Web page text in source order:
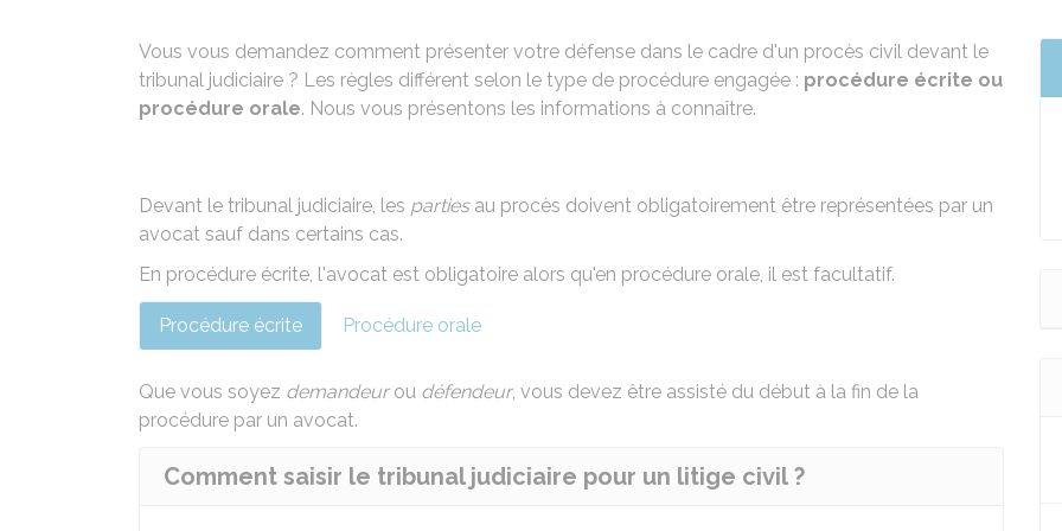
Vous vous demandez comment présenter votre défense dans le cadre d'un procès civil devant le
tribunal judiciaire ? Les règles différent selon le type de procédure engagée : procédure écrite ou
procédure orale. Nous vous présentons les informations à connaître.
Devant le tribunal judiciaire, les partiesau procès doivent obligatoirement être représentées par un
avocat sauf dans certains cas.
En procédure écrite, l'avocat est obligatoire alors qu'en procédure orale, il est facultatif.
Procédure écrite Procédure orale
Que vous soyez demandeurou défendeur, vous devez être assisté du début à la fin de la
procédure par un avocat.
Comment saisir le tribunal judiciaire pour un litige civil ?